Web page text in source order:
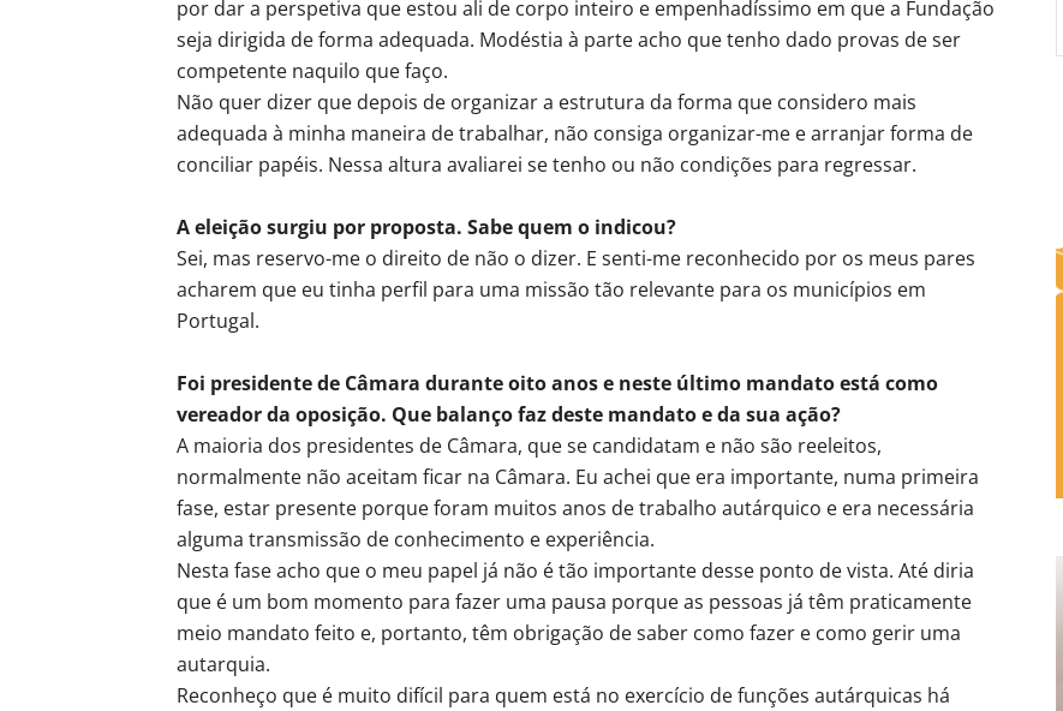
por dar a perspetiva que estou ali de corpo inteiro e empenhadíssimo em que a Fundação
seja dirigida de forma adequada. Modéstia à parte acho que tenho dado provas de ser
competente naquilo que faço.
Não quer dizer que depois de organizar a estrutura da forma que considero mais
adequada à minha maneira de trabalhar, não consiga organizar-me e arranjar forma de
conciliar papéis. Nessa altura avaliarei se tenho ou não condições para regressar.
A eleição surgiu por proposta. Sabe quem o indicou?
Sei, mas reservo-me o direito de não o dizer. E senti-me reconhecido por os meus pares
acharem que eu tinha perfil para uma missão tão relevante para os municípios em
Portugal.
Foi presidente de Câmara durante oito anos e neste último mandato está como
vereador da oposição. Que balanço faz deste mandato e da sua ação?
A maioria dos presidentes de Câmara, que se candidatam e não são reeleitos,
normalmente não aceitam ficar na Câmara. Eu achei que era importante, numa primeira
fase, estar presente porque foram muitos anos de trabalho autárquico e era necessária
alguma transmissão de conhecimento e experiência.
Nesta fase acho que o meu papel já não é tão importante desse ponto de vista. Até diria
que é um bom momento para fazer uma pausa porque as pessoas já têm praticamente
meio mandato feito e, portanto, têm obrigação de saber como fazer e como gerir uma
autarquia.
Reconheço que é muito difícil para quem está no exercício de funções autárquicas há